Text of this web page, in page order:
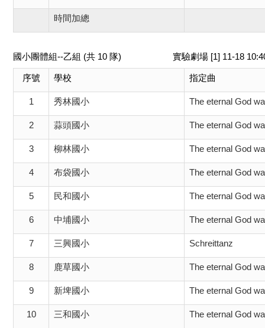
時間加總
國小團體組--乙組 (共 10 隊) 實驗劇場 [1] 11-18
序號 學校 指定曲
1 秀林國小 The eternal God
2 蒜頭國小 The eternal God
3 柳林國小 The eternal God
4 布袋國小 The eternal God
5 民和國小 The eternal God
6 中埔國小 The eternal God
7 三興國小 Schreittanz
8 鹿草國小 The eternal God
9 新埤國小 The eternal God
10 三和國小 The eternal God